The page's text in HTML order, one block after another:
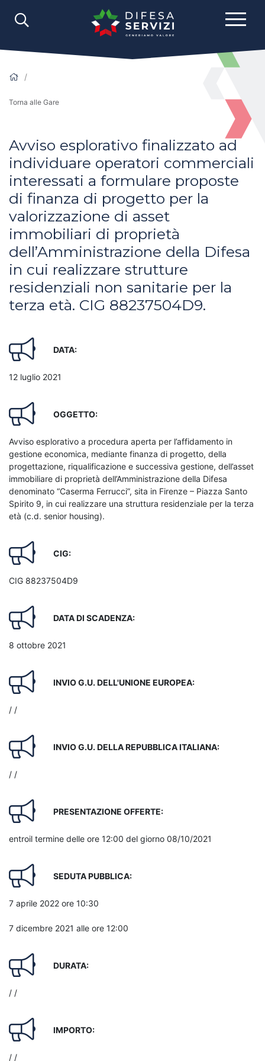
Torna alle Gare
Avviso esplorativo finalizzato ad
individuare operatori commerciali
interessati a formulare proposte
di finanza di progetto per la
valorizzazione di asset
immobiliari di proprietà
dell’Amministrazione della Difesa
in cui realizzare strutture
residenziali non sanitarie per la
terza età. CIG 88237504D9.
DATA:
12 luglio 2021
OGGETTO:
Avviso esplorativo a procedura aperta per l’affidamento in
gestione economica, mediante finanza di progetto, della
progettazione, riqualificazione e successiva gestione, dell’asset
immobiliare di proprietà dell’Amministrazione della Difesa
denominato “Caserma Ferrucci”, sita in Firenze – Piazza Santo
Spirito 9, in cui realizzare una struttura residenziale per la terza
età (c.d. senior housing).
CIG:
CIG 88237504D9
DATA DI SCADENZA:
8 ottobre 2021
INVIO G.U. DELL'UNIONE EUROPEA:
/ /
INVIO G.U. DELLA REPUBBLICA ITALIANA:
/ /
PRESENTAZIONE OFFERTE:
entroil termine delle ore 12:00 del giorno 08/10/2021
SEDUTA PUBBLICA:
7 aprile 2022 ore 10:30
7 dicembre 2021 alle ore 12:00
DURATA:
/ /
IMPORTO:
/ /